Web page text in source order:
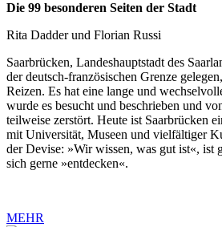
Die 99 besonderen Seiten der Stadt
Rita Dadder und Florian Russi
Saarbrücken, Landeshauptstadt des
der deutsch-französischen Grenze
Reizen. Es hat eine lange und
wurde es besucht und beschrieben und
teilweise zerstört. Heute ist Saarbrücken
mit Universität, Museen und vielfältiger
der Devise: »Wir wissen, was gut ist«, ist
sich gerne »entdecken«.
MEHR